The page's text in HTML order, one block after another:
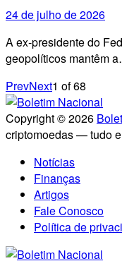
24 de julho de 2026
A ex-presidente do
geopolíticos mantêm
PrevNext1 of68
Copyright © 2026
criptomoedas — tudo
Notícias
Finanças
Artigos
Fale Conosco
Política de